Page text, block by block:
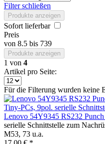
Filter schließen
Produkte anzeigen
Sofort lieferbar
Preis
von 8.5 bis 739
Produkte anzeigen
1 von 4
Artikel pro Seite:
Für die Filterung wurden keine
Lenovo 54Y9345 RS232
serielle Schnittstelle zum
M53, 73 u.a.